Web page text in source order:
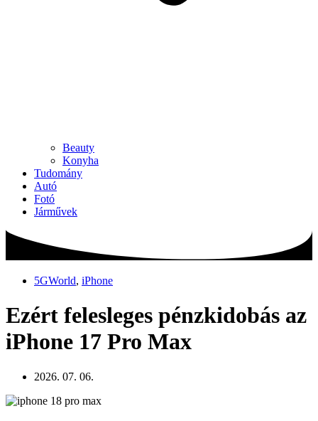
Beauty
Konyha
Tudomány
Autó
Fotó
Járművek
5GWorld, iPhone
Ezért felesleges pénzkidobás az
iPhone 17 Pro Max
2026. 07. 06.